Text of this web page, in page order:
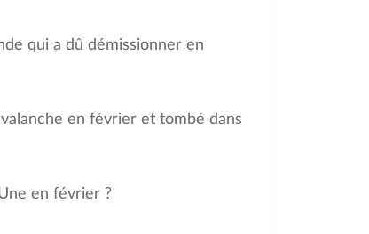
qui a dû démissionner en
en février et tombé dans
en février ?